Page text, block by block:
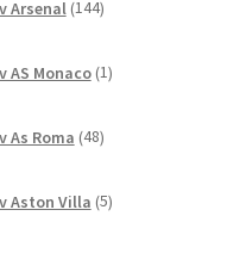
Arsenal 144izdelkov
AS Monaco 1izdelek
As Roma 48izdelkov
Aston Villa 5izdelkov